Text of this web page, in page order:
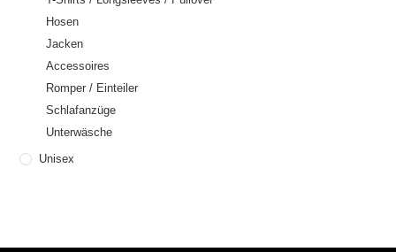
Hosen
Jacken
Accessoires
Romper / Einteiler
Schlafanzüge
Unterwäsche
Unisex